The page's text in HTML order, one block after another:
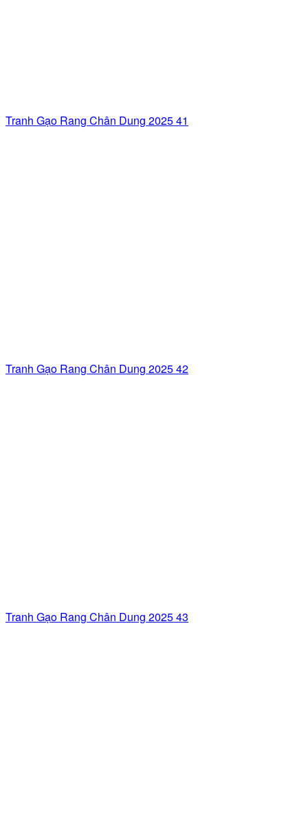
Tranh Gạo Rang Chân Dung 2025 41
Tranh Gạo Rang Chân Dung 2025 42
Tranh Gạo Rang Chân Dung 2025 43